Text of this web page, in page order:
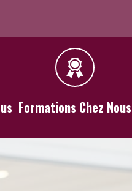
Formations Chez Nous